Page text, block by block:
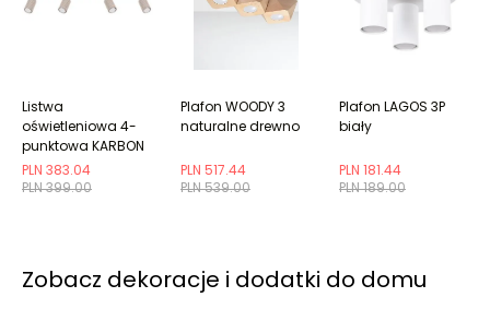
PLN 399.00
PLN 383.04
Listwa
oświetleniowa 4-
punktowa KARBON
4L taupe ryflowana
PLN 539.00
PLN 517.44
Plafon WOODY 3
naturalne drewno
PLN 189.00
PLN 181.44
Plafon LAGOS 3P
biały
Zobacz dekoracje i dodatki do domu